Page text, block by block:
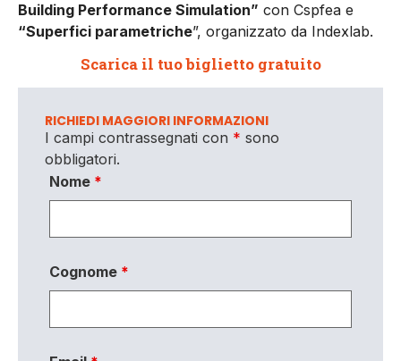
Building Performance Simulation” con Cspfea e
“Superfici parametriche”, organizzato da Indexlab.
Scarica il tuo biglietto gratuito
RICHIEDI MAGGIORI INFORMAZIONI
I campi contrassegnati con * sono
obbligatori.
Nome *
Cognome *